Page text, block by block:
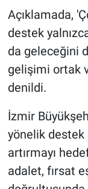
Açıklamada,
destek
da geleceğini
gelişimi ortak
denildi.
İzmir
yönelik destek
artırmayı
adalet, fırsat